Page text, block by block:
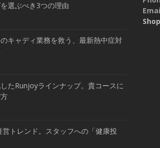
選ぶべき3つの理由
のキャディ業務を救う、最新熱中症対
たRunjoyラインナップ。貴コースに
トレンド。スタッフへの「健康投